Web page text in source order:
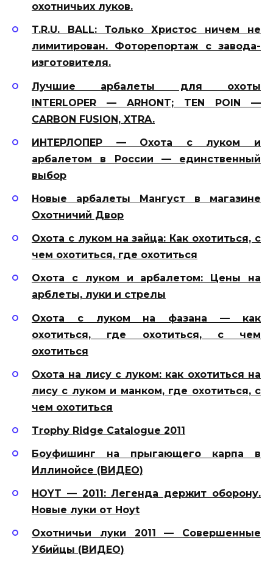
охотничьих луков.
T.R.U. BALL: Только Христос ничем не
лимитирован. Фоторепортаж с завода-
изготовителя.
Лучшие арбалеты для охоты
INTERLOPER — ARHONT; TEN POIN —
CARBON FUSION, XTRA.
ИНТЕРЛОПЕР — Охота с луком и
арбалетом в России — единственный
выбор
Новые арбалеты Мангуст в магазине
Охотничий Двор
Охота с луком на зайца: Как охотиться, с
чем охотиться, где охотиться
Охота с луком и арбалетом: Цены на
арблеты, луки и стрелы
Охота с луком на фазана — как
охотиться, где охотиться, с чем
охотиться
Охота на лису с луком: как охотиться на
лису с луком и манком, где охотиться, с
чем охотиться
Trophy Ridge Catalogue 2011
Боуфишинг на прыгающего карпа в
Иллинойсе (ВИДЕО)
HOYT — 2011: Легенда держит оборону.
Новые луки от Hoyt
Охотничьи луки 2011 — Совершенные
Убийцы (ВИДЕО)